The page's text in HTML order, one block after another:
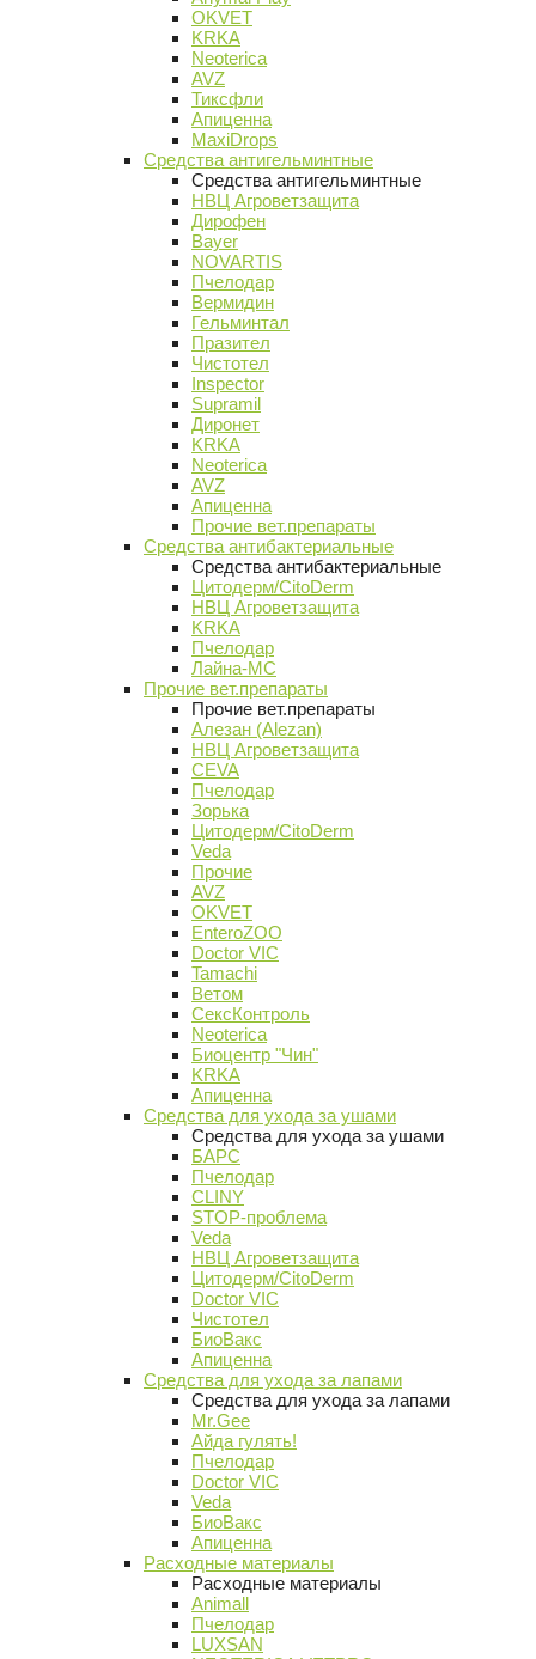
OKVET
KRKA
Neoterica
AVZ
Тиксфли
Апиценна
MaxiDrops
Средства антигельминтные
Средства антигельминтные
НВЦ Агроветзащита
Дирофен
Bayer
NOVARTIS
Пчелодар
Вермидин
Гельминтал
Празител
Чистотел
Inspector
Supramil
Диронет
KRKA
Neoterica
AVZ
Апиценна
Прочие вет.препараты
Средства антибактериальные
Средства антибактериальные
Цитодерм/CitoDerm
НВЦ Агроветзащита
KRKA
Пчелодар
Лайна-МС
Прочие вет.препараты
Прочие вет.препараты
Алезан (Alezan)
НВЦ Агроветзащита
CEVA
Пчелодар
Зорька
Цитодерм/CitoDerm
Veda
Прочие
AVZ
OKVET
EnteroZOO
Doctor VIC
Tamachi
Ветом
СексКонтроль
Neoterica
Биоцентр "Чин"
KRKA
Апиценна
Средства для ухода за ушами
Средства для ухода за ушами
БАРС
Пчелодар
CLINY
STOP-проблема
Veda
НВЦ Агроветзащита
Цитодерм/CitoDerm
Doctor VIC
Чистотел
БиоВакс
Апиценна
Средства для ухода за лапами
Средства для ухода за лапами
Mr.Gee
Айда гулять!
Пчелодар
Doctor VIC
Veda
БиоВакс
Апиценна
Расходные материалы
Расходные материалы
Animall
Пчелодар
LUXSAN